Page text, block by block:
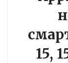
15,